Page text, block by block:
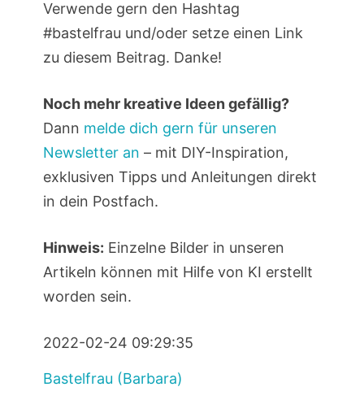
Verwende gern den Hashtag
#bastelfrau und/oder setze einen Link
zu diesem Beitrag. Danke!
Noch mehr kreative Ideen gefällig?
Dann melde dich gern für unseren
Newsletter an – mit DIY-Inspiration,
exklusiven Tipps und Anleitungen direkt
in dein Postfach.
Hinweis: Einzelne Bilder in unseren
Artikeln können mit Hilfe von KI erstellt
worden sein.
2022-02-24 09:29:35
Bastelfrau (Barbara)